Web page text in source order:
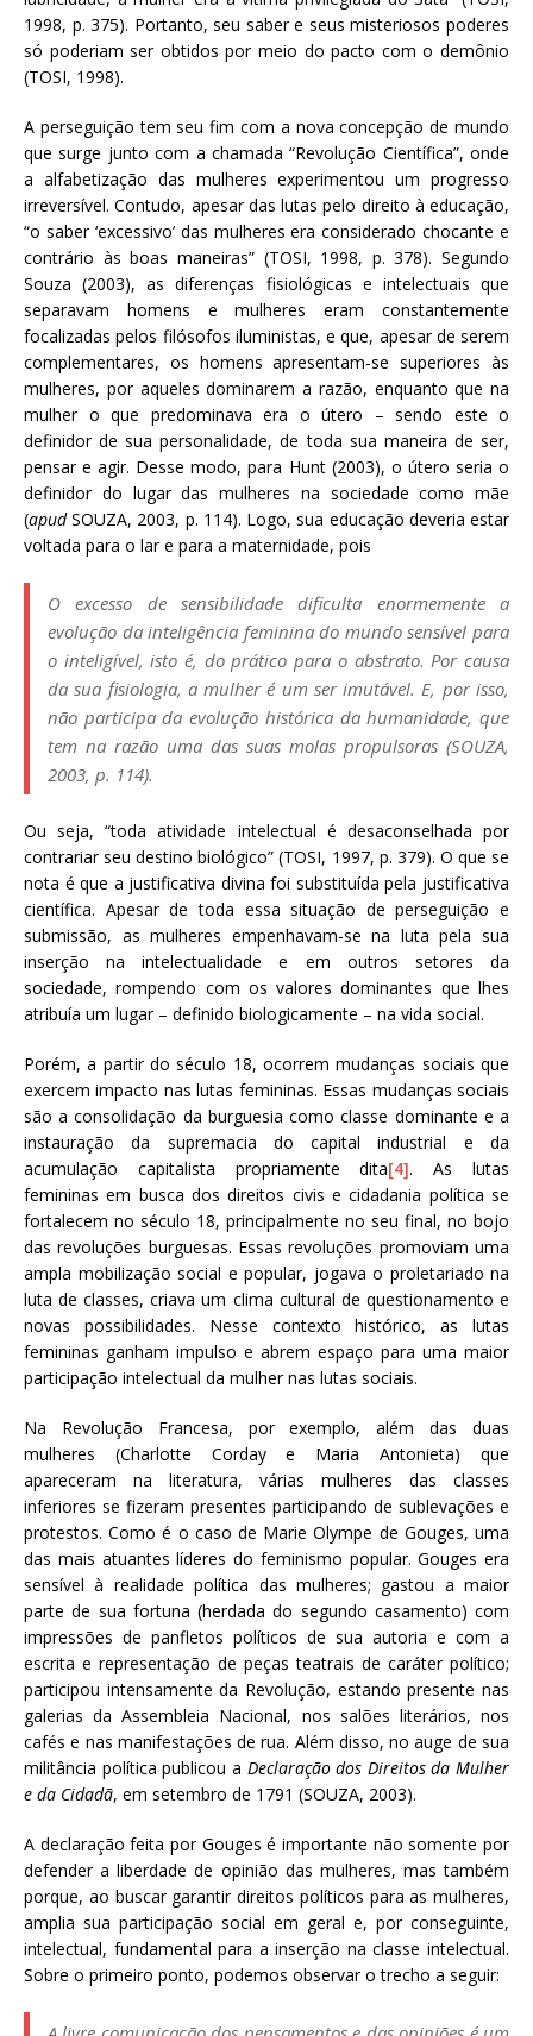
1998, p. 375). Portanto, seu saber e seus misteriosos poderes
só poderiam ser obtidos por meio do pacto com o demônio
(TOSI, 1998).
A perseguição tem seu fim com a nova concepção de mundo
que surge junto com a chamada “Revolução Científica”, onde
a alfabetização das mulheres experimentou um progresso
irreversível. Contudo, apesar das lutas pelo direito à educação,
“o saber ‘excessivo’ das mulheres era considerado chocante e
contrário às boas maneiras” (TOSI, 1998, p. 378). Segundo
Souza (2003), as diferenças fisiológicas e intelectuais que
separavam homens e mulheres eram constantemente
focalizadas pelos filósofos iluministas, e que, apesar de serem
complementares, os homens apresentam-se superiores às
mulheres, por aqueles dominarem a razão, enquanto que na
mulher o que predominava era o útero – sendo este o
definidor de sua personalidade, de toda sua maneira de ser,
pensar e agir. Desse modo, para Hunt (2003), o útero seria o
definidor do lugar das mulheres na sociedade como mãe
(apudSOUZA, 2003, p. 114). Logo, sua educação deveria estar
voltada para o lar e para a maternidade, pois
O excesso de sensibilidade dificulta enormemente a
evolução da inteligência feminina do mundo sensível para
o inteligível, isto é, do prático para o abstrato. Por causa
da sua fisiologia, a mulher é um ser imutável. E, por isso,
não participa da evolução histórica da humanidade, que
tem na razão uma das suas molas propulsoras (SOUZA,
2003, p. 114).
Ou seja, “toda atividade intelectual é desaconselhada por
contrariar seu destino biológico” (TOSI, 1997, p. 379). O que se
nota é que a justificativa divina foi substituída pela justificativa
científica. Apesar de toda essa situação de perseguição e
submissão, as mulheres empenhavam-se na luta pela sua
inserção na intelectualidade e em outros setores da
sociedade, rompendo com os valores dominantes que lhes
atribuía um lugar – definido biologicamente – na vida social.
Porém, a partir do século 18, ocorrem mudanças sociais que
exercem impacto nas lutas femininas. Essas mudanças sociais
são a consolidação da burguesia como classe dominante e a
instauração da supremacia do capital industrial e da
acumulação capitalista propriamente dita[4]. As lutas
femininas em busca dos direitos civis e cidadania política se
fortalecem no século 18, principalmente no seu final, no bojo
das revoluções burguesas. Essas revoluções promoviam uma
ampla mobilização social e popular, jogava o proletariado na
luta de classes, criava um clima cultural de questionamento e
novas possibilidades. Nesse contexto histórico, as lutas
femininas ganham impulso e abrem espaço para uma maior
participação intelectual da mulher nas lutas sociais.
Na Revolução Francesa, por exemplo, além das duas
mulheres (Charlotte Corday e Maria Antonieta) que
apareceram na literatura, várias mulheres das classes
inferiores se fizeram presentes participando de sublevações e
protestos. Como é o caso de Marie Olympe de Gouges, uma
das mais atuantes líderes do feminismo popular. Gouges era
sensível à realidade política das mulheres; gastou a maior
parte de sua fortuna (herdada do segundo casamento) com
impressões de panfletos políticos de sua autoria e com a
escrita e representação de peças teatrais de caráter político;
participou intensamente da Revolução, estando presente nas
galerias da Assembleia Nacional, nos salões literários, nos
cafés e nas manifestações de rua. Além disso, no auge de sua
militância política publicou a Declaração dos Direitos da Mulher
e da Cidadã, em setembro de 1791 (SOUZA, 2003).
A declaração feita por Gouges é importante não somente por
defender a liberdade de opinião das mulheres, mas também
porque, ao buscar garantir direitos políticos para as mulheres,
amplia sua participação social em geral e, por conseguinte,
intelectual, fundamental para a inserção na classe intelectual.
Sobre o primeiro ponto, podemos observar o trecho a seguir: